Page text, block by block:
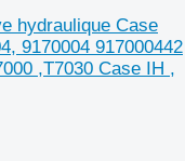
hydraulique Case
9170004 917000442
,T7030 Case IH ,